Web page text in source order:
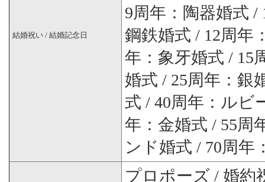
結婚祝い / 結婚記念日
9周年：陶器婚式 /
鋼鉄婚式 / 12周年
年：象牙婚式 / 15
婚式 / 25周年：銀
式 / 40周年：ルビ
年：金婚式 / 55周
ンド婚式 / 70周年
プロポーズ / 婚約